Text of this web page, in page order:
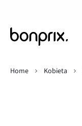
Home
Kobieta